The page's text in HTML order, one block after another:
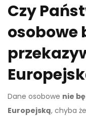
Czy
osobowe
Dane osobowe nie
Europejską, chyba